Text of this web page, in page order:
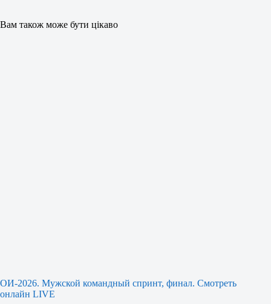
Вам також може бути цікаво
ОИ-2026. Мужской командный спринт, финал. Смотреть
онлайн LIVE